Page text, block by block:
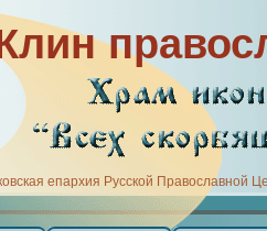
епархия Русской Православной